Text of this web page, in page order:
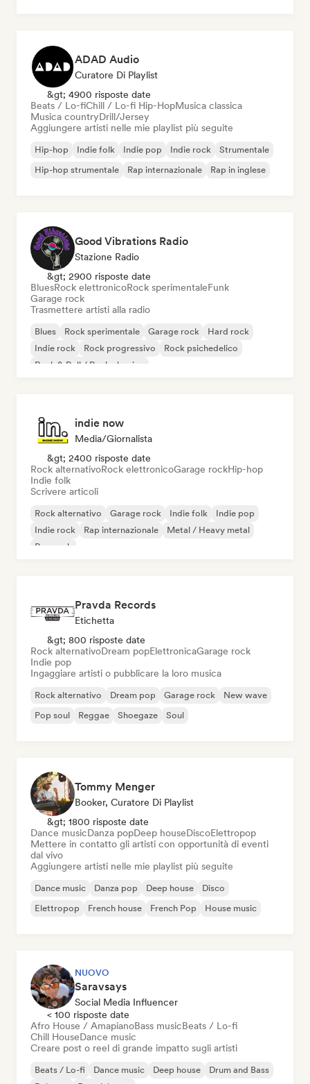
ADAD Audio
Curatore Di Playlist
&gt; 4900 risposte date
Beats / Lo-fiChill / Lo-fi Hip-HopMusica classica
Musica countryDrill/Jersey
Aggiungere artisti nelle mie playlist più seguite
Hip-hop Indie folk Indie pop Indie rock
Strumentale
Hip-hop strumentale
Rap internazionale Rap in inglese
Good Vibrations Radio
Stazione Radio
&gt; 2900 risposte date
BluesRock elettronicoRock sperimentaleFunk
Garage rock
Trasmettere artisti alla radio
Blues Rock sperimentale Garage rock
Hard rock
Indie rock
Rock progressivo
Rock psichedelico
Rock & Roll / Rock classico
indie now
Media/Giornalista
&gt; 2400 risposte date
Rock alternativoRock elettronicoGarage rockHip-hop
Indie folk
Scrivere articoli
Rock alternativo Garage rock Indie folk
Indie pop
Indie rock
Rap internazionale
Metal / Heavy metal
Pop rock
Pravda Records
Etichetta
&gt; 800 risposte date
Rock alternativoDream popElettronicaGarage rock
Indie pop
Ingaggiare artisti o pubblicare la loro musica
Rock alternativo Dream pop Garage rock
New wave
Pop soul
Reggae Shoegaze Soul
Tommy Menger
Booker, Curatore Di Playlist
&gt; 1800 risposte date
Dance musicDanza popDeep houseDiscoElettropop
Mettere in contatto gli artisti con opportunità di eventi
dal vivo
Aggiungere artisti nelle mie playlist più seguite
Dance music Danza pop Deep house
Disco
Elettropop
French house French Pop House music
NUOVO
Saravsays
Social Media Influencer
< 100 risposte date
Afro House / AmapianoBass musicBeats / Lo-fi
Chill HouseDance music
Creare post o reel di grande impatto sugli artisti
Beats / Lo-fi Dance music Deep house
Drum and Bass